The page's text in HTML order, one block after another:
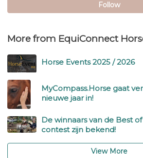
Follow
More from EquiConnect
Horse Events 2025 / 2026
MyCompass.Horse gaat
nieuwe jaar in!
De winnaars van de Best
contest zijn bekend!
View More